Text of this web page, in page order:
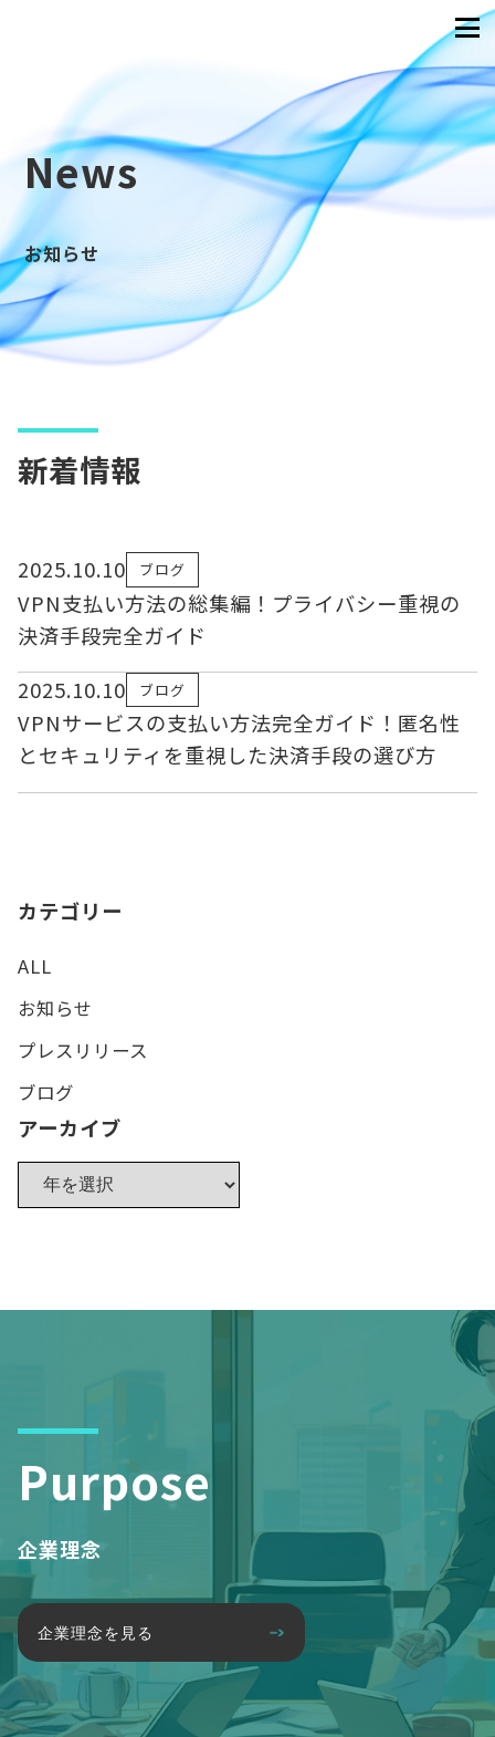
News
お知らせ
新着情報
2025.10.10 ブログ
VPN支払い方法の総集編！プライバシー重視の
決済手段完全ガイド
2025.10.10
ブログ
VPNサービスの支払い方法完全ガイド！匿名性
とセキュリティを重視した決済手段の選び方
カテゴリー
ALL
お知らせ
プレスリリース
ブログ
アーカイブ
Purpose
企業理念
企業理念を見る